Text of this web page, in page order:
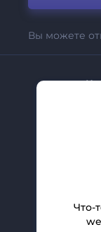
Вы можете
Что-